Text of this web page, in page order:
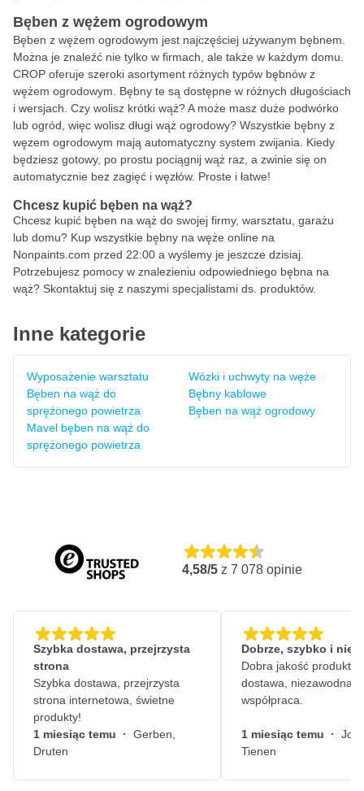
Bęben z wężem ogrodowym
Bęben z wężem ogrodowym jest najczęściej używanym bębnem.
Można je znaleźć nie tylko w firmach, ale także w każdym domu.
CROP oferuje szeroki asortyment różnych typów bębnów z
wężem ogrodowym. Bębny te są dostępne w różnych długościach
i wersjach. Czy wolisz krótki wąż? A może masz duże podwórko
lub ogród, więc wolisz długi wąż ogrodowy? Wszystkie bębny z
węzem ogrodowym mają automatyczny system zwijania. Kiedy
będziesz gotowy, po prostu pociągnij wąż raz, a zwinie się on
automatycznie bez zagięć i węzłów. Proste i łatwe!
Chcesz kupić bęben na wąż?
Chcesz kupić bęben na wąż do swojej firmy, warsztatu, garażu
lub domu? Kup wszystkie bębny na węże online na
Nonpaints.com przed 22:00 a wyślemy je jeszcze dzisiaj.
Potrzebujesz pomocy w znalezieniu odpowiedniego bębna na
wąż? Skontaktuj się z naszymi specjalistami ds. produktów.
Inne kategorie
Wyposażenie warsztatu
Bęben na wąż do
sprężonego powietrza
Mavel bęben na wąż do
sprężonego powietrza
Wózki i uchwyty na węże
Bębny kablowe
Bęben na wąż ogrodowy
4,58/5 z 7 078 opinie
Szybka dostawa, przejrzysta
strona
Szybka dostawa, przejrzysta
strona internetowa, świetne
produkty!
1 miesiąc temu · Gerben,
Druten
Dobrze, szybko i
Dobra jakość
dostawa, niezawodna
współpraca.
1 miesiąc temu ·
Tienen